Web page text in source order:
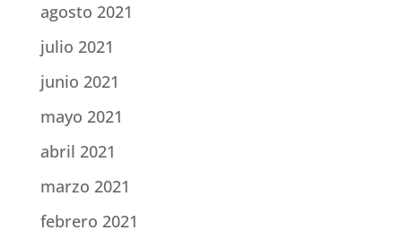
agosto 2021
julio 2021
junio 2021
mayo 2021
abril 2021
marzo 2021
febrero 2021